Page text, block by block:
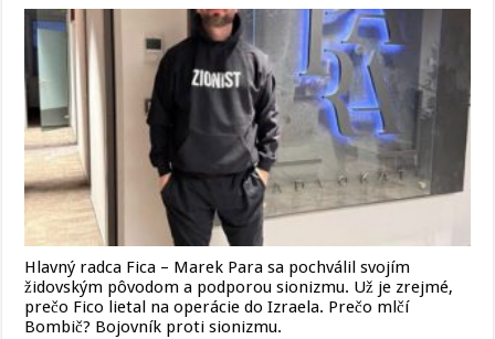
Hlavný radca Fica – Marek Para sa pochválil svojím
židovským pôvodom a podporou sionizmu. Už je zrejmé,
prečo Fico lietal na operácie do Izraela. Prečo mlčí
Bombič? Bojovník proti sionizmu.